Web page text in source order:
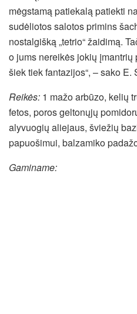
mėgstamą patiekalą patiekti
sudėliotos salotos primins
nostalgišką „tetrio“ žaidimą.
o jums nereikės jokių
šiek tiek fantazijos“, – sako E.
Reikės: 1 mažo arbūzo, kelių
fetos, poros geltonųjų
alyvuogių aliejaus, šviežių
papuošimui, balzamiko
Gaminame: